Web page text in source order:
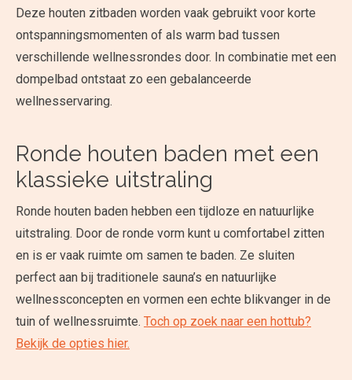
Deze houten zitbaden worden vaak gebruikt voor korte
ontspanningsmomenten of als warm bad tussen
verschillende wellnessrondes door. In combinatie met een
dompelbad ontstaat zo een gebalanceerde
wellnesservaring.
Ronde houten baden met een
klassieke uitstraling
Ronde houten baden hebben een tijdloze en natuurlijke
uitstraling. Door de ronde vorm kunt u comfortabel zitten
en is er vaak ruimte om samen te baden. Ze sluiten
perfect aan bij traditionele sauna’s en natuurlijke
wellnessconcepten en vormen een echte blikvanger in de
tuin of wellnessruimte. Toch op zoek naar een hottub?
Bekijk de opties hier.